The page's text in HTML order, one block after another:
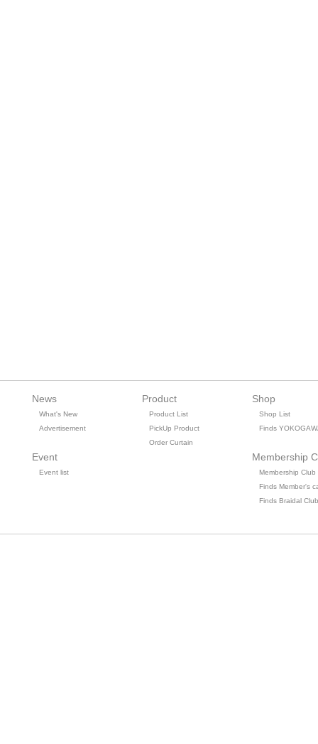
News
What's New
Advertisement
Event
Event list
Product
Product List
PickUp Product
Order Curtain
Shop
Shop List
Finds
Membership
Membership Club
Finds Member's
Finds Braidal Club